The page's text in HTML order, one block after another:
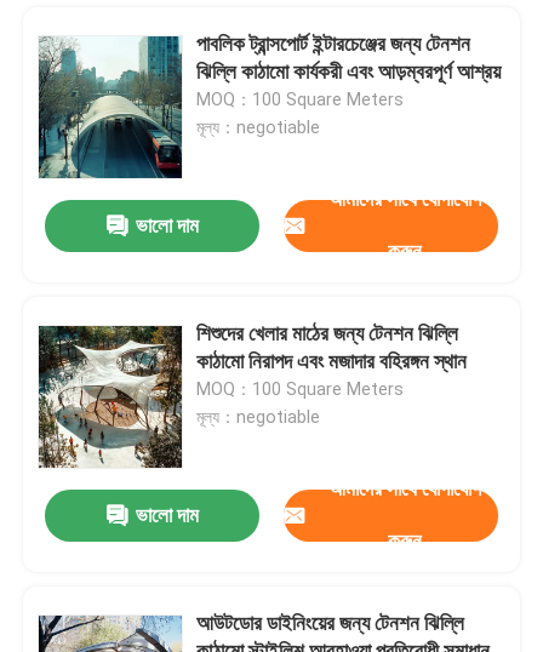
আমাদের সম্পর্কে
কারখানা ভ্রমণ
মান নিয়ন্ত্রণ
যোগাযোগ করুন
খবর
মামলা
স্পেস ফ্রেম ট্রাস
পাবলিক ট্রান্সপোর্ট ইন্টারচেঞ্জের জন্য টেনশন
ঝিল্লি কাঠামো কার্যকরী এবং আড়ম্বরপূর্ণ আশ্রয়
MOQ：100 Square Meters
মূল্য：negotiable
ভালো দাম
আমাদের সাথে যোগাযোগ
করুন
শিশুদের খেলার মাঠের জন্য টেনশন ঝিল্লি
কাঠামো নিরাপদ এবং মজাদার বহিরঙ্গন স্থান
MOQ：100 Square Meters
মূল্য：negotiable
ভালো দাম
আমাদের সাথে যোগাযোগ
করুন
আউটডোর ডাইনিংয়ের জন্য টেনশন ঝিল্লি